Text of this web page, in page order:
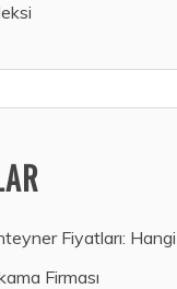
Fiyatları:
Firması